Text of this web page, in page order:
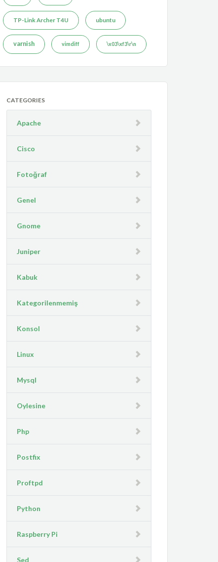
TP-Link Archer T4U ubuntu
varnish vimdiff \x03\xf3\r\n
CATEGORIES
Apache
Cisco
Fotoğraf
Genel
Gnome
Juniper
Kabuk
Kategorilenmemiş
Konsol
Linux
Mysql
Oylesine
Php
Postfix
Proftpd
Python
Raspberry Pi
Sed